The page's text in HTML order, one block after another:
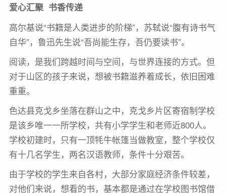
爱心汇聚 书香传递
高尔基说“书籍是人类进步的阶梯”，苏轼说“腹有诗书气
自华”，鲁迅先生说“吾尚能生存，吾仍要读书”。
阅读，是我们跨越时间与空间，与世界连接的方式。但
对于山区的孩子来说，想被书籍滋养着成长，依旧困难
重重。
色达县克戈乡坐落在群山之中，克戈乡片区寄宿制学校
是该乡唯一一所学校，共有小学学生和老师近800人。
学校初建时，只有一顶牦牛帐篷当做教室，整个学校仅
有十几名学生，两名汉语教师，条件十分艰苦。
由于学校的学生来自各村，大部分家庭经济条件较差，
对他们来说，想看的书，基本都是通过在学校图书馆借